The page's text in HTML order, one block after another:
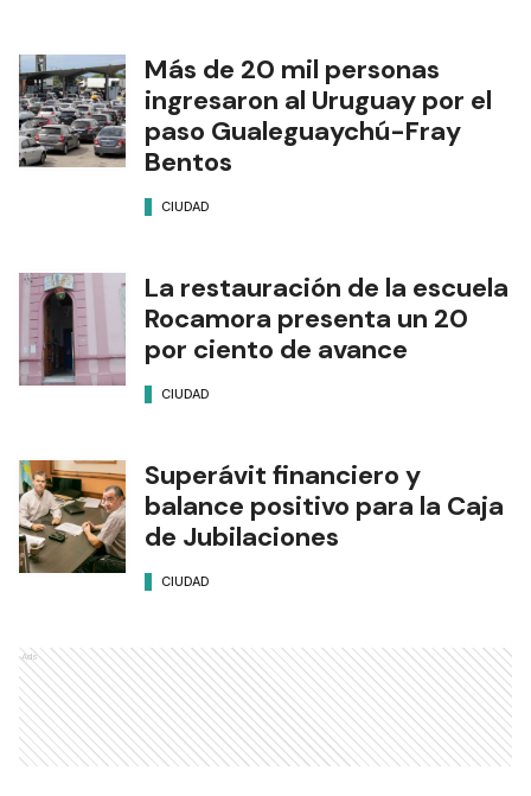
Más de 20 mil personas
ingresaron al Uruguay por el
paso Gualeguaychú-Fray
Bentos
CIUDAD
La restauración de la escuela
Rocamora presenta un 20
por ciento de avance
CIUDAD
Superávit financiero y
balance positivo para la Caja
de Jubilaciones
CIUDAD
Ads